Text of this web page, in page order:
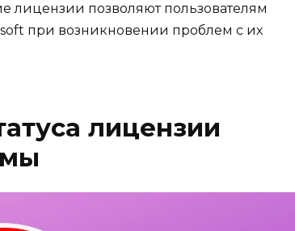
лицензии позволяют пользователям
при возникновении проблем с их
лицензии